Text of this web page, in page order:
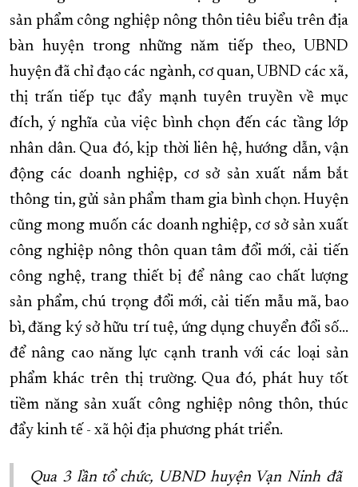
sản phẩm công nghiệp nông thôn tiêu biểu trên địa
bàn huyện trong những năm tiếp theo, UBND
huyện đã chỉ đạo các ngành, cơ quan, UBND các xã,
thị trấn tiếp tục đẩy mạnh tuyên truyền về mục
đích, ý nghĩa của việc bình chọn đến các tầng lớp
nhân dân. Qua đó, kịp thời liên hệ, hướng dẫn, vận
động các doanh nghiệp, cơ sở sản xuất nắm bắt
thông tin, gửi sản phẩm tham gia bình chọn. Huyện
cũng mong muốn các doanh nghiệp, cơ sở sản xuất
công nghiệp nông thôn quan tâm đổi mới, cải tiến
công nghệ, trang thiết bị để nâng cao chất lượng
sản phẩm, chú trọng đổi mới, cải tiến mẫu mã, bao
bì, đăng ký sở hữu trí tuệ, ứng dụng chuyển đổi số…
để nâng cao năng lực cạnh tranh với các loại sản
phẩm khác trên thị trường. Qua đó, phát huy tốt
tiềm năng sản xuất công nghiệp nông thôn, thúc
đẩy kinh tế - xã hội địa phương phát triển.
Qua 3 lần tổ chức, UBND huyện Vạn Ninh đã